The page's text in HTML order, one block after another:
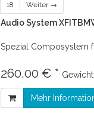
18 Weiter →
Audio System
Spezial Composystem
260.00 € * Gewicht
Mehr